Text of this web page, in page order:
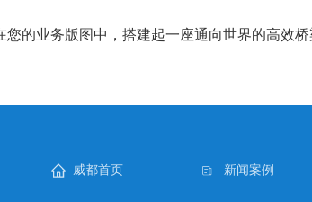
的业务版图中，搭建起一座通向世界的高效桥
威都首页 新闻案例